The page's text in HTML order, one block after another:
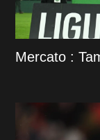
Mercato :